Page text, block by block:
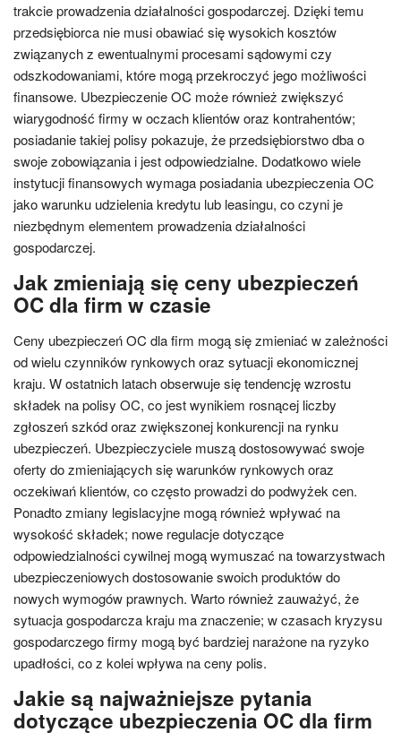
trakcie prowadzenia działalności gospodarczej. Dzięki temu
przedsiębiorca nie musi obawiać się wysokich kosztów
związanych z ewentualnymi procesami sądowymi czy
odszkodowaniami, które mogą przekroczyć jego możliwości
finansowe. Ubezpieczenie OC może również zwiększyć
wiarygodność firmy w oczach klientów oraz kontrahentów;
posiadanie takiej polisy pokazuje, że przedsiębiorstwo dba o
swoje zobowiązania i jest odpowiedzialne. Dodatkowo wiele
instytucji finansowych wymaga posiadania ubezpieczenia OC
jako warunku udzielenia kredytu lub leasingu, co czyni je
niezbędnym elementem prowadzenia działalności
gospodarczej.
Jak zmieniają się ceny ubezpieczeń
OC dla firm w czasie
Ceny ubezpieczeń OC dla firm mogą się zmieniać w zależności
od wielu czynników rynkowych oraz sytuacji ekonomicznej
kraju. W ostatnich latach obserwuje się tendencję wzrostu
składek na polisy OC, co jest wynikiem rosnącej liczby
zgłoszeń szkód oraz zwiększonej konkurencji na rynku
ubezpieczeń. Ubezpieczyciele muszą dostosowywać swoje
oferty do zmieniających się warunków rynkowych oraz
oczekiwań klientów, co często prowadzi do podwyżek cen.
Ponadto zmiany legislacyjne mogą również wpływać na
wysokość składek; nowe regulacje dotyczące
odpowiedzialności cywilnej mogą wymuszać na towarzystwach
ubezpieczeniowych dostosowanie swoich produktów do
nowych wymogów prawnych. Warto również zauważyć, że
sytuacja gospodarcza kraju ma znaczenie; w czasach kryzysu
gospodarczego firmy mogą być bardziej narażone na ryzyko
upadłości, co z kolei wpływa na ceny polis.
Jakie są najważniejsze pytania
dotyczące ubezpieczenia OC dla firm